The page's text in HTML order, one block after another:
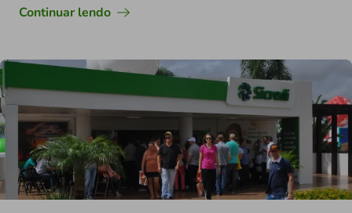
Continuar lendo